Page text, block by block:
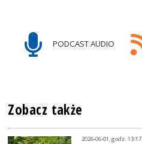
PODCAST AUDIO
Zobacz także
2026-06-01, godz. 13:17